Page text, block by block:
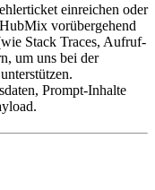
einreichen oder
vorübergehend
Stack Traces, Aufruf-
um uns bei der
Prompt-Inhalte